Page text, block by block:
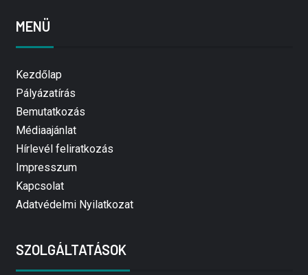
MENÜ
Kezdőlap
Pályázatírás
Bemutatkozás
Médiaajánlat
Hírlevél feliratkozás
Impresszum
Kapcsolat
Adatvédelmi Nyilatkozat
SZOLGÁLTATÁSOK